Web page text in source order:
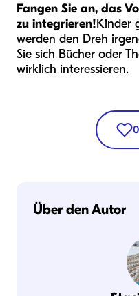
Fangen Sie an, das
zu integrieren!Kinder
werden den Dreh
Sie sich Bücher oder
wirklich interessieren.
0
Über den Autor